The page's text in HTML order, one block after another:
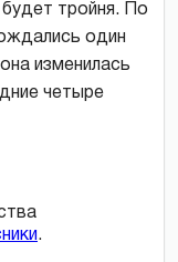
будет тройня. По
один
изменилась
четыре
.